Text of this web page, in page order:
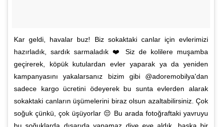
Kar geldi, havalar buz! Biz sokaktaki canlar için evlerimizi
hazırladık, sardık sarmaladık ❤️ Siz de kolilere muşamba
geçirerek, köpük kutulardan evler yaparak ya da yeniden
kampanyasını yakalarsanız bizim gibi @adoremobilya'dan
sadece kargo ücretini ödeyerek bu sunta evlerden alarak
sokaktaki canların üşümelerini biraz olsun azaltabilirsiniz. Çok
soğuk çünkü, çok üşüyorlar 😔 Bu arada fotoğraftaki yavruyu